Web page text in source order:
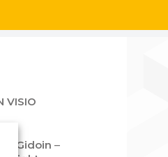
VISIO
Gidoin –